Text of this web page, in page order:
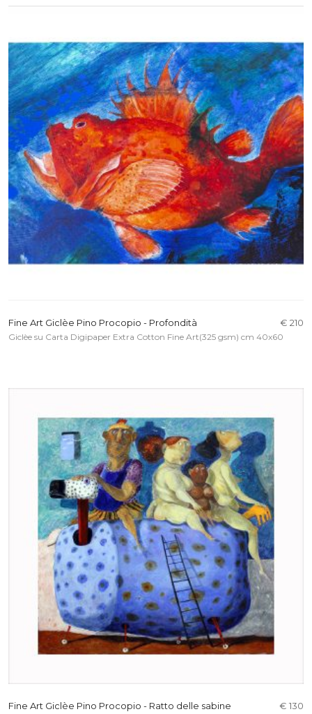
Fine Art Giclèe Pino Procopio - Profondità € 210
Giclèe su Carta Digipaper Extra Cotton Fine Art(325 gsm) cm 40x60
Fine Art Giclèe Pino Procopio - Ratto delle sabine € 130